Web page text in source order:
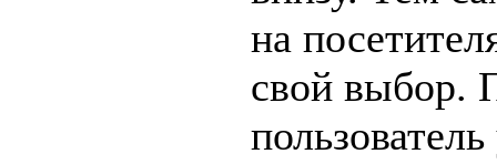
на
свой выбор.